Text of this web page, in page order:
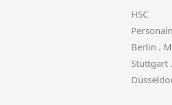
HSC
Berlin .
Stuttgart